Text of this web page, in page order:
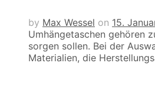
by Max Wessel on 15.
Umhängetaschen gehören
sorgen sollen. Bei der
Materialien, die